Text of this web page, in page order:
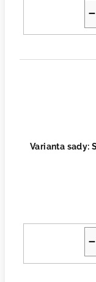
−
Varianta sady:
−